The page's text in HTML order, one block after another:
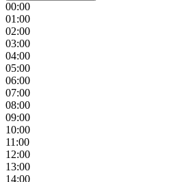
00:00
01:00
02:00
03:00
04:00
05:00
06:00
07:00
08:00
09:00
10:00
11:00
12:00
13:00
14:00